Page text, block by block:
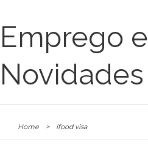
Emprego e
Novidades
Home > ifood visa